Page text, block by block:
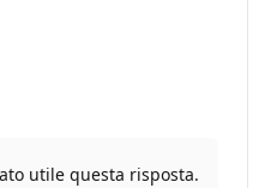
utile questa risposta.